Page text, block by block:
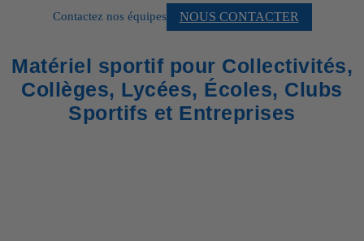
Contactez nos équipes NOUS CONTACTER
Matériel sportif pour Collectivités,
Collèges, Lycées, Écoles, Clubs
Sportifs et Entreprises